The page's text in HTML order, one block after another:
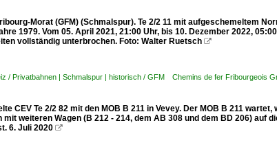
Morat (GFM) (Schmalspur). Te 2/2 11 mit aufgeschemeltem
1979. Vom 05. April 2021, 21:00 Uhr, bis 10. Dezember 2022,
vollständig unterbrochen. Foto: Walter Ruetsch 
/ Privatbahnen | Schmalspur | historisch / GFM Chemins de fer Fribourgeois
CEV Te 2/2 82 mit den MOB B 211 in Vevey. Der MOB B 211
weiteren Wagen (B 212 - 214, dem AB 308 und dem BD 206) auf
6. Juli 2020 